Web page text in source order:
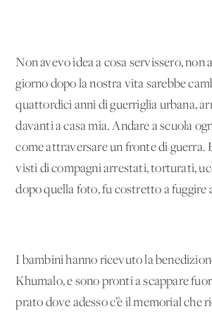
Non avevo idea a cosa servissero, non
giorno dopo la nostra vita sarebbe
quattordici anni di guerriglia urbana,
davanti a casa mia. Andare a scuola
come attraversare un fronte di guerra.
visti di compagni arrestati, torturati,
dopo quella foto, fu costretto a fuggire
I bambini hanno ricevuto la
Khumalo, e sono pronti a scappare
prato dove adesso c’è il memorial che